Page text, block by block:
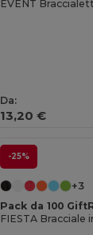
Da:
13,20 €
-25%
+3
Pack da 100
FIESTA Bracciale